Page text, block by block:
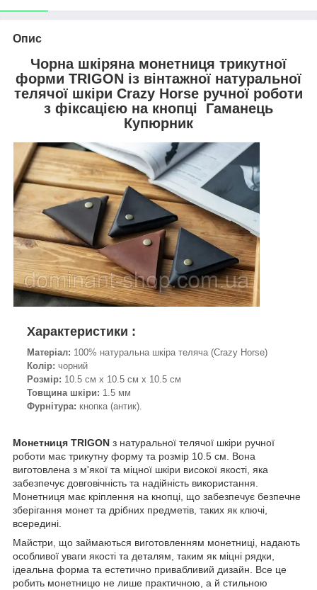
Опис
Чорна шкіряна монетниця трикутної
форми TRIGON із вінтажної натуральної
телячої шкіри Crazy Horse ручної роботи
з фіксацією на кнопці Гаманець
Купюрник
Характеристики :
Матеріал: 100% натуральна шкіра теляча (Crazy Horse)
Колір: чорний
Розмір: 10.5 см х 10.5 см х 10.5 см
Товщина шкіри: 1.5 мм
Фурнітура: кнопка (антик).
Монетниця TRIGON з натуральної телячої шкіри ручної
роботи має трикутну форму та розмір 10.5 см. Вона
виготовлена з м'якої та міцної шкіри високої якості, яка
забезпечує довговічність та надійність використання.
Монетниця має кріплення на кнопці, що забезпечує безпечне
зберігання монет та дрібних предметів, таких як ключі,
всередині.
Майстри, що займаються виготовленням монетниці, надають
особливої уваги якості та деталям, таким як міцні рядки,
ідеальна форма та естетично привабливий дизайн. Все це
робить монетницю не лише практичною, а й стильною